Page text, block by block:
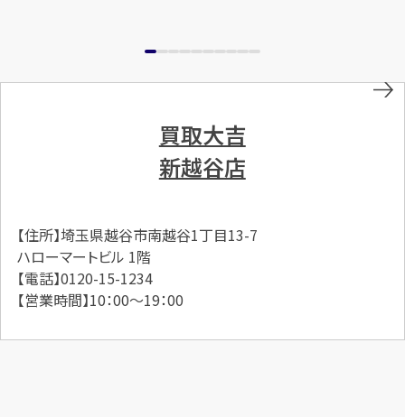
買取大吉
新越谷店
【住所】埼玉県越谷市南越谷1丁目13-7
ハローマートビル 1階
【電話】0120-15-1234
【営業時間】10：00～19：00